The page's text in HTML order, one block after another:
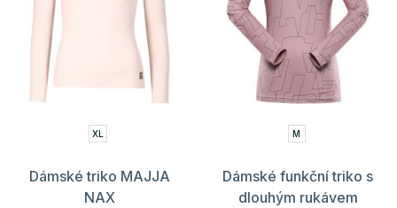
XL
Dámské triko MAJJA
NAX
M
Dámské funkční triko s
dlouhým rukávem